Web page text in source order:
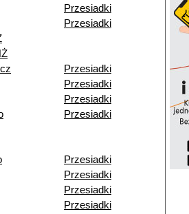
Przesiadki
Przesiadki
Przesiadki
Przesiadki
Przesiadki
Przesiadki
Przesiadki
Przesiadki
Przesiadki
Przesiadki